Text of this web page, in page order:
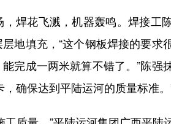
花飞溅，机器轰鸣。焊接工
地填充，“这个钢板焊接的要求
完成一两米就算不错了。”陈强
确保达到平陆运河的质量标准。